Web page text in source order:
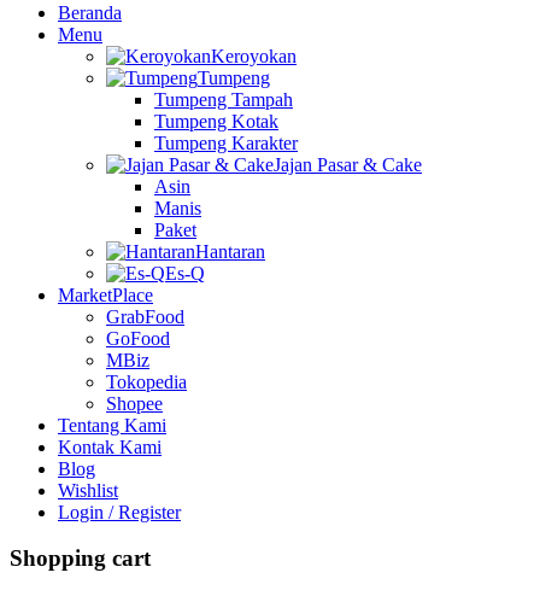
Beranda
Menu
Keroyokan
Tumpeng
Tumpeng Tampah
Tumpeng Kotak
Tumpeng Karakter
Jajan Pasar & Cake
Asin
Manis
Paket
Hantaran
Es-Q
MarketPlace
GrabFood
GoFood
MBiz
Tokopedia
Shopee
Tentang Kami
Kontak Kami
Blog
Wishlist
Login / Register
Shopping cart